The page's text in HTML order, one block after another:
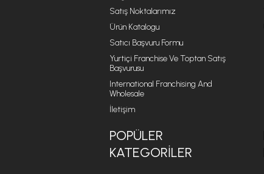
Satış Noktalarımız
Ürün Katalogu
Satıcı Başvuru Formu
Yurtiçi Franchise Ve Toptan Satış
Başvurusu
International Franchising And
Wholesale
İletişim
POPÜLER
KATEGORILER